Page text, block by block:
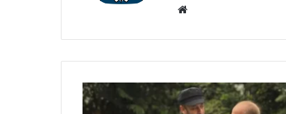
Website